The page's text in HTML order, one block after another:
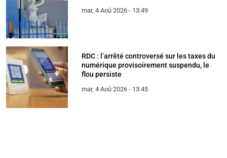
mar, 4 Aoû 2026 - 13:49
RDC : l’arrêté controversé sur les taxes du
numérique provisoirement suspendu, le
flou persiste
mar, 4 Aoû 2026 - 13:45